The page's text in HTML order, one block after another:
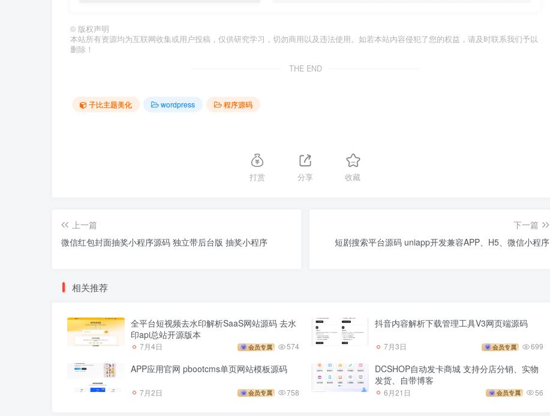
© 版权声明
本站所有资源均为互联网收集或用户投稿，仅供研究学习，切勿商用以及违法使用。如若本站内容侵犯了您的权益，请及时联系我们予以
删除！
THE END
子比主题美化 wordpress 程序源码
打赏 分享 收藏
上一篇
微信红包封面抽奖小程序源码 独立带后台版 抽奖小程序
下一篇
短剧搜索平台源码 uniapp开发兼容APP、H5、微信小程序
相关推荐
全平台短视频去水印解析SaaS网站源码 去水
印api总站开源版本
7月4日 会员专属 574
抖音内容解析下载管理工具V3网页端源码
7月3日 会员专属 699
APP应用官网 pbootcms单页网站模板源码
7月2日 会员专属 758
DCSHOP自动发卡商城 支持分店分销、实物
发货、自带博客
6月21日 会员专属 56